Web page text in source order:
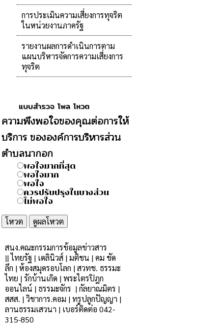
การประเมินความเสี่ยงการทุจริต
ในหน่วยงานภาครัฐ
รายงานผลการดำเนินการตาม
แผนบริหารจัดการความเสี่ยงการ
ทุจริต
แบบสำรวจ โพล โหวต
ความพึงพอใจของคุณต่อการให้
บริการ ขององค์การบริหารส่วน
ตำบลนากอก
พอใจมากที่สุด
พอใจมาก
พอใจ
ควรปรับปรุงในบางส่วน
ไม่พอใจ
สนง.คณะกรรมการข้อมูลข่าวสาร
||ไทยรัฐ | เดลินิวส์ |มติชน |คม ชัด
ลึก |ห้องสมุดรอบโลก |สวทช. ธรรมะ
ไทย |รักบ้านเกิด |พระไตรปิฎก
ออนไลน์ | ธรรมะจักร |กัลยาณมิตร |
สสส. |วิชาการ.คอม |ทรูปลูกปัญญา |
ลานธรรมเสวนา | เบอร์ติดต่อ 042-
315-850